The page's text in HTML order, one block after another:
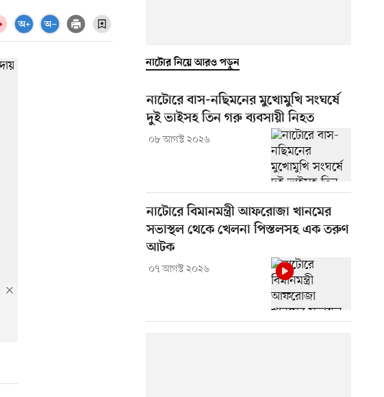
নাটোর নিয়ে আরও পড়ুন
নাটোরে বাস-নছিমনের মুখোমুখি সংঘর্ষে
দুই ভাইসহ তিন গরু ব্যবসায়ী নিহত
০৮ আগস্ট ২০২৬
নাটোরে বিমানমন্ত্রী আফরোজা খানমের
সভাস্থল থেকে খেলনা পিস্তলসহ এক তরুণ
আটক
০৭ আগস্ট ২০২৬